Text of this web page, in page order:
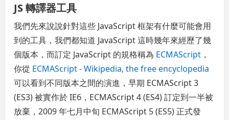
JS 轉譯器工具
我們先來說說針對這些 JavaScript 框架有什麼可能會用
到的工具，我們都知道 JavaScript 這時幾年來經歷了幾
個版本，而訂定 JavaScript 的規格稱為 ECMAScript ，
你從 ECMAScript - Wikipedia, the free encyclopedia
可以看到不同版本之間的演進，早期 ECMAScript 3
(ES3) 被實作於 IE6，ECMAScript 4 (ES4) 訂定到一半被
放棄，2009 年七月中旬 ECMAScript 5 (ES5) 正式發